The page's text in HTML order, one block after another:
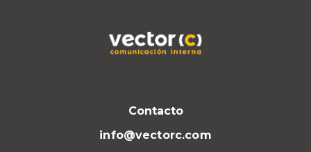
Contacto
info@vectorc.com